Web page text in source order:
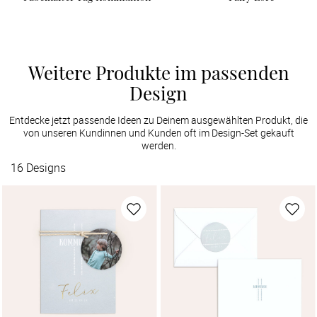
Weitere Produkte im passenden
Design
Entdecke jetzt passende Ideen zu Deinem ausgewählten Produkt, die
von unseren Kundinnen und Kunden oft im Design-Set gekauft
werden.
16 Designs